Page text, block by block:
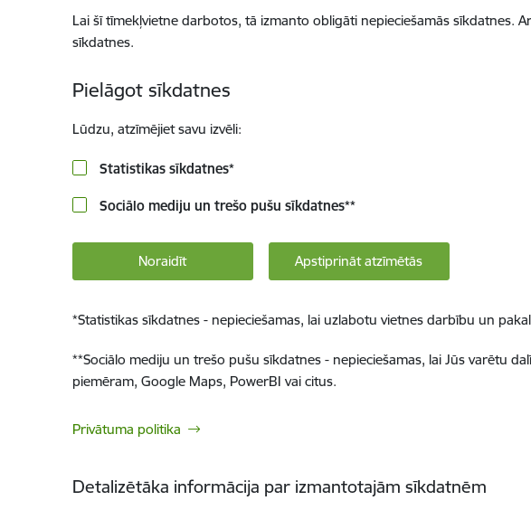
Lai šī tīmekļvietne darbotos, tā izmanto obligāti nepieciešamās sīkdatnes.
sīkdatnes.
Pielāgot sīkdatnes
Lūdzu, atzīmējiet savu izvēli:
Statistikas sīkdatnes*
Sociālo mediju un trešo pušu sīkdatnes**
Noraidīt Apstiprināt atzīmētās
*Statistikas sīkdatnes - nepieciešamas, lai uzlabotu vietnes darbību un
**Sociālo mediju un trešo pušu sīkdatnes - nepieciešamas, lai Jūs varētu
piemēram, Google Maps, PowerBI vai citus.
Privātuma politika
Detalizētāka informācija par izmantotajām sīkdatnēm